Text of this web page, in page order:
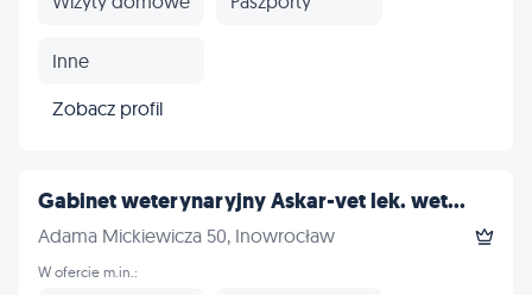
Inne
Zobacz profil
Gabinet weterynaryjny Askar-vet lek. wet...
Adama Mickiewicza 50, Inowrocław
W ofercie m.in.: